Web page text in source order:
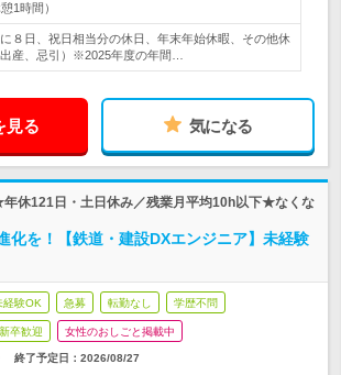
1時間）
８日、祝日相当分の休日、年末年始休暇、その他休
産、忌引）※2025年度の年間…
見る 気になる
休121日・土日休み／残業月平均10h以下★なくな
化を！【鉄道・建設DXエンジニア】未経験
経験OK 急募 転勤なし 学歴不問
卒歓迎 女性のおしごと掲載中
終了予定日： 2026/08/27